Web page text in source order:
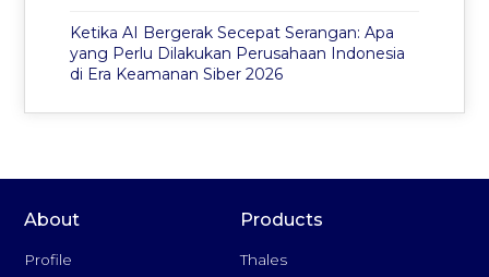
Ketika AI Bergerak Secepat Serangan: Apa
yang Perlu Dilakukan Perusahaan Indonesia
di Era Keamanan Siber 2026
About
Profile
Products
Thales